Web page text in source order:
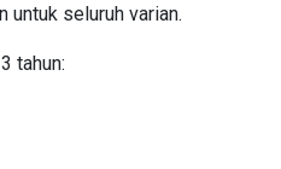
untuk seluruh varian.
tahun: